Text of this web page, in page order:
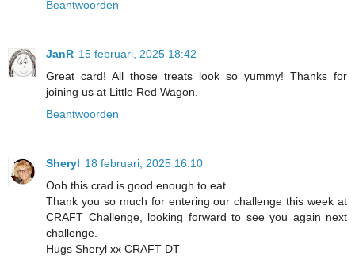
Beantwoorden
JanR 15 februari, 2025 18:42
Great card! All those treats look so yummy! Thanks for
joining us at Little Red Wagon.
Beantwoorden
Sheryl 18 februari, 2025 16:10
Ooh this crad is good enough to eat.
Thank you so much for entering our challenge this week at
CRAFT Challenge, looking forward to see you again next
challenge.
Hugs Sheryl xx CRAFT DT